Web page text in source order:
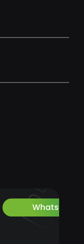
Whatsapp